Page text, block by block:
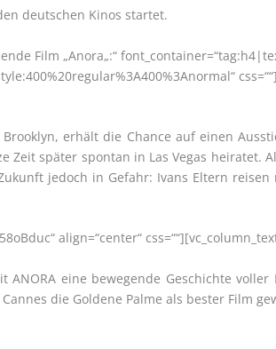
deutschen Kinos startet.
Film „Anora„:“
css=““]
erhält die Chance auf einen
Zeit später spontan in Las Vegas heiratet.
jedoch in Gefahr: Ivans Eltern reisen
align=“center“
ANORA eine bewegende Geschichte voller
die Goldene Palme als bester Film